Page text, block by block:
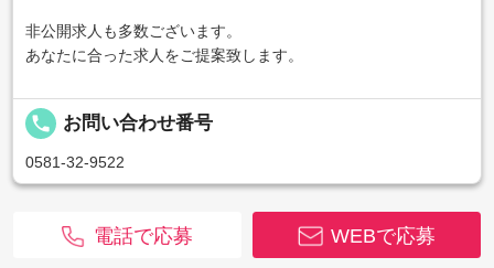
非公開求人も多数ございます。
あなたに合った求人をご提案致します。
local_phone お問い合わせ番号
0581-32-9522
WEBで応募
電話で応募